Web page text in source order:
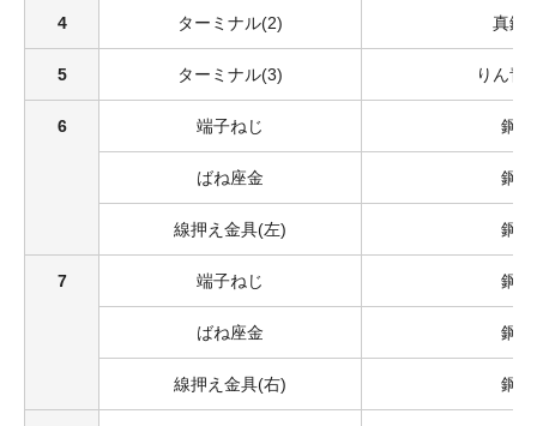
4 ターミナル(2) 真鍮
5 ターミナル(3) りん青
6 端子ねじ 鋼
ばね座金 鋼
線押え金具(左) 鋼
7 端子ねじ 鋼
ばね座金 鋼
線押え金具(右) 鋼